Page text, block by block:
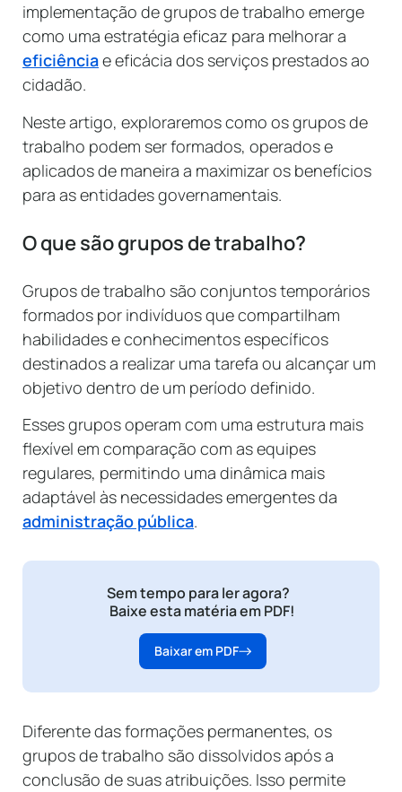
implementação de grupos de trabalho emerge
como uma estratégia eficaz para melhorar a
eficiênciae eficácia dos serviços prestados ao
cidadão.
Neste artigo, exploraremos como os grupos de
trabalho podem ser formados, operados e
aplicados de maneira a maximizar os benefícios
para as entidades governamentais.
O que são grupos de trabalho?
Grupos de trabalho são conjuntos temporários
formados por indivíduos que compartilham
habilidades e conhecimentos específicos
destinados a realizar uma tarefa ou alcançar um
objetivo dentro de um período definido.
Esses grupos operam com uma estrutura mais
flexível em comparação com as equipes
regulares, permitindo uma dinâmica mais
adaptável às necessidades emergentes da
administração pública.
Sem tempo para ler agora?
Baixe esta matéria em PDF!
Baixar em PDF
Diferente das formações permanentes, os
grupos de trabalho são dissolvidos após a
conclusão de suas atribuições. Isso permite